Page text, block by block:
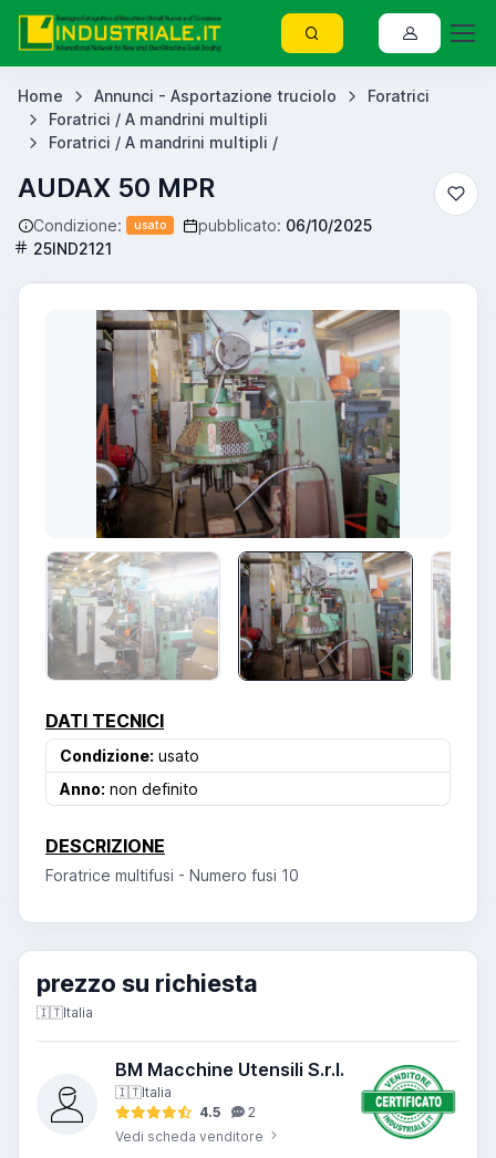
Home Annunci - Asportazione truciolo
Foratrici
Foratrici / A mandrini multipli
Foratrici / A mandrini multipli /
AUDAX 50 MPR
Condizione: usato pubblicato: 06/10/2025
25IND2121
DATI TECNICI
Condizione: usato
Anno: non definito
DESCRIZIONE
Foratrice multifusi - Numero fusi 10
prezzo su richiesta
🇮🇹Italia
BM Macchine Utensili S.r.l.
🇮🇹Italia
4.5
2
Vedi scheda venditore